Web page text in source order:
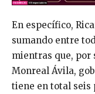
En específico,
sumando entre
mientras que, por
Monreal Ávila,
tiene en total seis